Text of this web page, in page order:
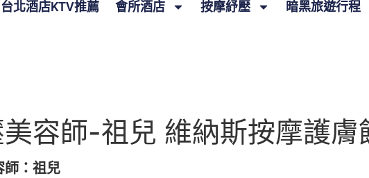
台北酒店KTV推薦 會所酒店 按摩紓壓 暗黑旅遊行程
容師-祖兒 維納斯按摩護膚
： 祖兒